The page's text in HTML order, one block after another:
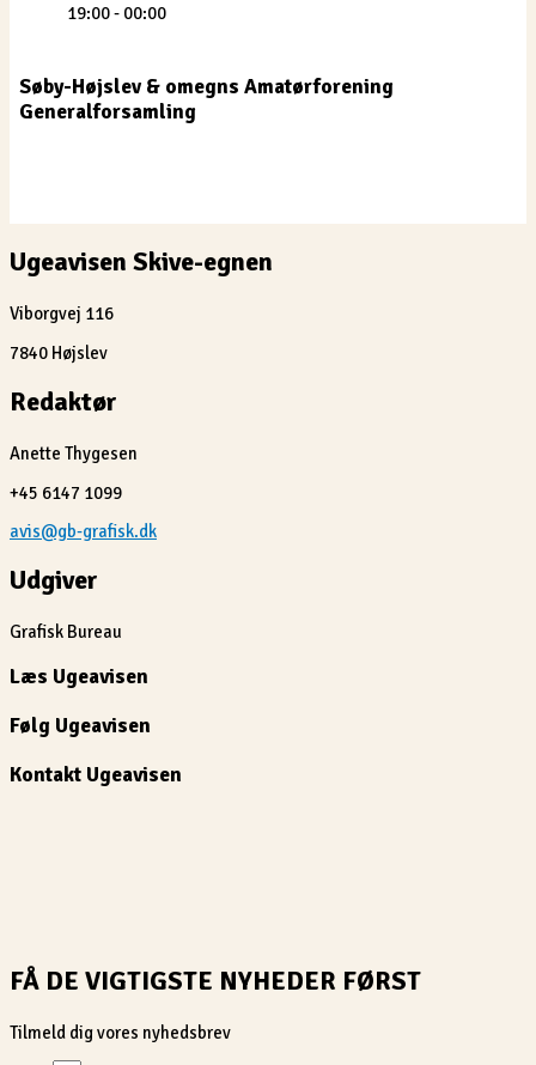
19:00 - 00:00
Søby-Højslev & omegns Amatørforening
Generalforsamling
Ugeavisen Skive-egnen
Viborgvej 116
7840 Højslev
Redaktør
Anette Thygesen
+45 6147 1099
avis@gb-grafisk.dk
Udgiver
Grafisk Bureau
Læs Ugeavisen
Følg Ugeavisen
Kontakt Ugeavisen
FÅ DE VIGTIGSTE NYHEDER FØRST
Tilmeld dig vores nyhedsbrev